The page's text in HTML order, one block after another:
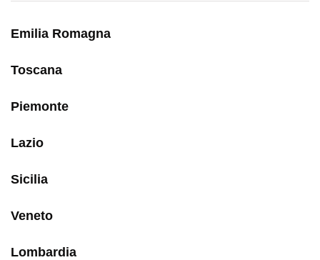
Emilia Romagna
Toscana
Piemonte
Lazio
Sicilia
Veneto
Lombardia